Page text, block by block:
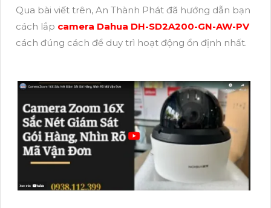
Qua bài viết trên, An Thành Phát đã hướng dẫn bạn
cách lắp camera Dahua DH-SD2A200-GN-AW-PV
cách đúng cách để duy trì hoạt động ổn định nhất.